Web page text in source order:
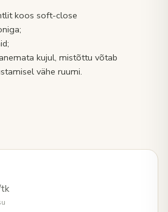
koos soft-close
kujul, mistõttu võtab
vähe ruumi.